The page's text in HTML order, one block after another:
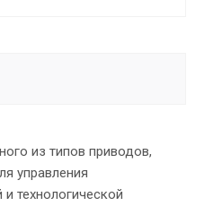
из типов приводов,
управления
технологической